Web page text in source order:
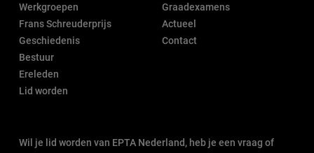
Werkgroepen
Frans Schreuderprijs
Geschiedenis
Bestuur
Ereleden
Lid worden
Graadexamens
Actueel
Contact
Wil je lid worden van EPTA Nederland, heb je een vraag of